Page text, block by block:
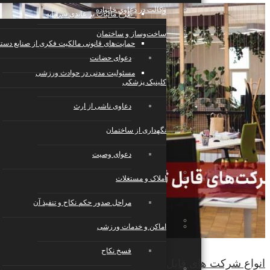
صنایع، تولید، حمل‌ونقل
رستوران، کافی‌شاپ، هتل و گردشگری
وکالت در دعاوی خانواده
دعوای حضانت
دعاوی ناشی از ارث
دعوای وصیت
مراحل صدور حکم نکاح و تنفیذ آن
فسخ نکاح
طرح مالیات بر عایدی سرمایه
حمایت‌های قانونی مالکیت فکری از صنایع
مسئولیت مدنی در حوادث ورزشی
ساخت‌وساز و ساختمان
کلینیک پزشکی
نگهداری از ساختمان
املاک و مستغلات
اماکن و خدمات ورزشی
انواع شرکت های قابل ثبت در ایران